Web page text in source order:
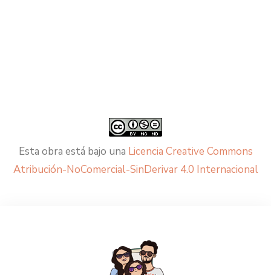
Esta obra está bajo una Licencia Creative Commons
Atribución-NoComercial-SinDerivar 4.0 Internacional